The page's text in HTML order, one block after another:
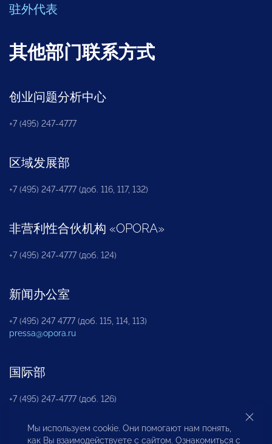
驻外代表
其他部门联系方式
创业问题分析中心
+7 (495) 247-4777
区域发展部
+7 (495) 247-4777 (доб. 116, 117, 132)
非营利性合伙机构 «OPORA»
+7 (495) 247-4777 (доб. 124)
新闻办公室
+7 (495) 247 4777 (доб. 115, 114, 113)
pressa@opora.ru
国际部
+7 (495) 247-4777 (доб. 126)
商投权益保护部
Мы используем cookie. Они помогают нам понять,
как Вы взаимодействуете с сайтом. Ознакомиться с